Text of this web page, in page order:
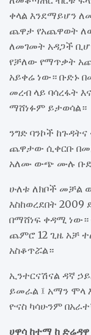
ቀላል እንደማይሆን
ጨዋታ የአጨዋወት
ለመገመት አዳጋች
የቻለው የማጥቃት
አይቀሬ ነው። ቡድኑ
መረብ ላይ ባሳረፋት
ማሸነፉም ይታወሳል።
ንግድ ባንኮች
ጨዋታው ሲቀርቡ
አለሙ ውጭ ሙሉ
ሁለቱ ለክቦች መቻል
እስከወረደበት 2009
በማሸነፍ ቀዳሚ ነው።
ጨምሮ 12 ጊዜ አቻ
አስቆጥሯል።
ኢንተርናሽናል ዳኛ
ይመራል ፤ አማን ሞላ
ዮናስ ካሳሁንም
ሀዋሳ ከተማ ከ